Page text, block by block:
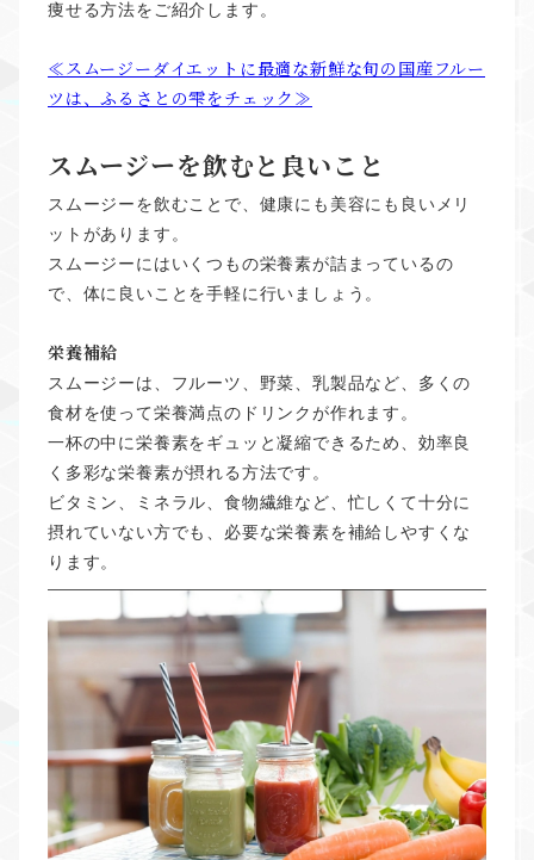
痩せる方法をご紹介します。
≪スムージーダイエットに最適な新鮮な旬の国産フルー
ツは、ふるさとの雫をチェック≫
スムージーを飲むと良いこと
スムージーを飲むことで、健康にも美容にも良いメリ
ットがあります。
スムージーにはいくつもの栄養素が詰まっているの
で、体に良いことを手軽に行いましょう。
栄養補給
スムージーは、フルーツ、野菜、乳製品など、多くの
食材を使って栄養満点のドリンクが作れます。
一杯の中に栄養素をギュッと凝縮できるため、効率良
く多彩な栄養素が摂れる方法です。
ビタミン、ミネラル、食物繊維など、忙しくて十分に
摂れていない方でも、必要な栄養素を補給しやすくな
ります。